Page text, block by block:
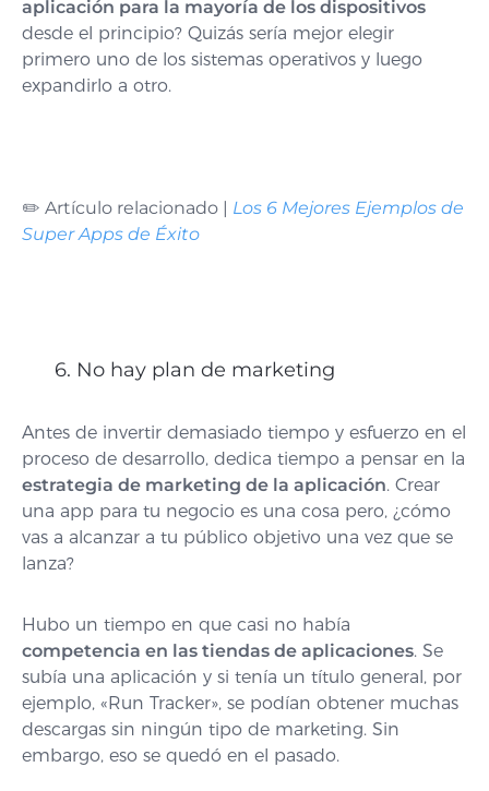
aplicación para la mayoría de los dispositivos
desde el principio? Quizás sería mejor elegir
primero uno de los sistemas operativos y luego
expandirlo a otro.
✏️ Artículo relacionado | Los 6 Mejores Ejemplos de
Super Apps de Éxito
6. No hay plan de marketing
Antes de invertir demasiado tiempo y esfuerzo en el
proceso de desarrollo, dedica tiempo a pensar en la
estrategia de marketing de la aplicación. Crear
una app para tu negocio es una cosa pero, ¿cómo
vas a alcanzar a tu público objetivo una vez que se
lanza?
Hubo un tiempo en que casi no había
competencia en las tiendas de aplicaciones. Se
subía una aplicación y si tenía un título general, por
ejemplo, «Run Tracker», se podían obtener muchas
descargas sin ningún tipo de marketing. Sin
embargo, eso se quedó en el pasado.